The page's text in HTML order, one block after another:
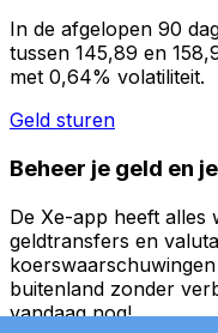
In de afgelopen 90
tussen 145,89 en
met 0,64% volatiliteit.
Geld sturen
Beheer je geld en
De Xe-app heeft alles
geldtransfers en
buitenland zonder
vandaag nog!